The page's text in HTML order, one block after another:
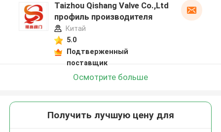
Taizhou Qishang Valve Co.,Ltd
профиль производителя
Китай
5.0
Подтверженный
поставщик
Осмотрите больше
Получить лучшую цену для